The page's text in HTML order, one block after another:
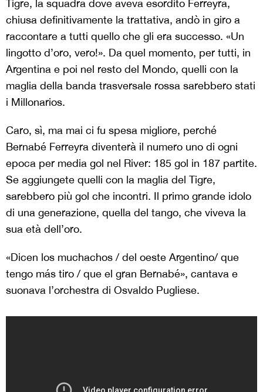
Tigre, la squadra dove aveva esordito Ferreyra,
chiusa definitivamente la trattativa, andò in giro a
raccontare a tutti quello che gli era successo. «Un
lingotto d’oro, vero!». Da quel momento, per tutti, in
Argentina e poi nel resto del Mondo, quelli con la
maglia della banda trasversale rossa sarebbero stati
i Millonarios.
Caro, sì, ma mai ci fu spesa migliore, perché
Bernabé Ferreyra diventerà il numero uno di ogni
epoca per media gol nel River: 185 gol in 187 partite.
Se aggiungete quelli con la maglia del Tigre,
sarebbero più gol che incontri. Il primo grande idolo
di una generazione, quella del tango, che viveva la
sua età dell’oro.
«Dicen los muchachos / del oeste Argentino/ que
tengo más tiro / que el gran Bernabé», cantava e
suonava l’orchestra di Osvaldo Pugliese.